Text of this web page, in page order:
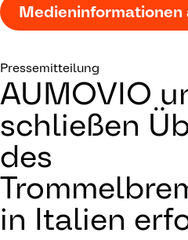
Medieninformationen
Pressemitteilung
AUMOVIO
schließen
des
in Italien